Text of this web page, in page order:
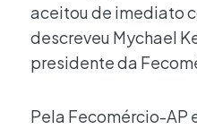
aceitou de imediato
descreveu Mychael
presidente da
Pela Fecomércio-AP